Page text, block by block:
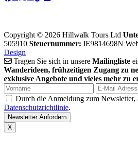
Copyright © 2026 Hillwalk Tours Ltd
505910 Steuernummer: IE9814698N
Design
Tragen Sie sich in unsere Mailingliste
Wanderideen, frühzeitigen Zugang zu
exklusive Angebote und vieles mehr zu
Durch die Anmeldung zum Newsletter,
Datenschutzrichtlinie.
X